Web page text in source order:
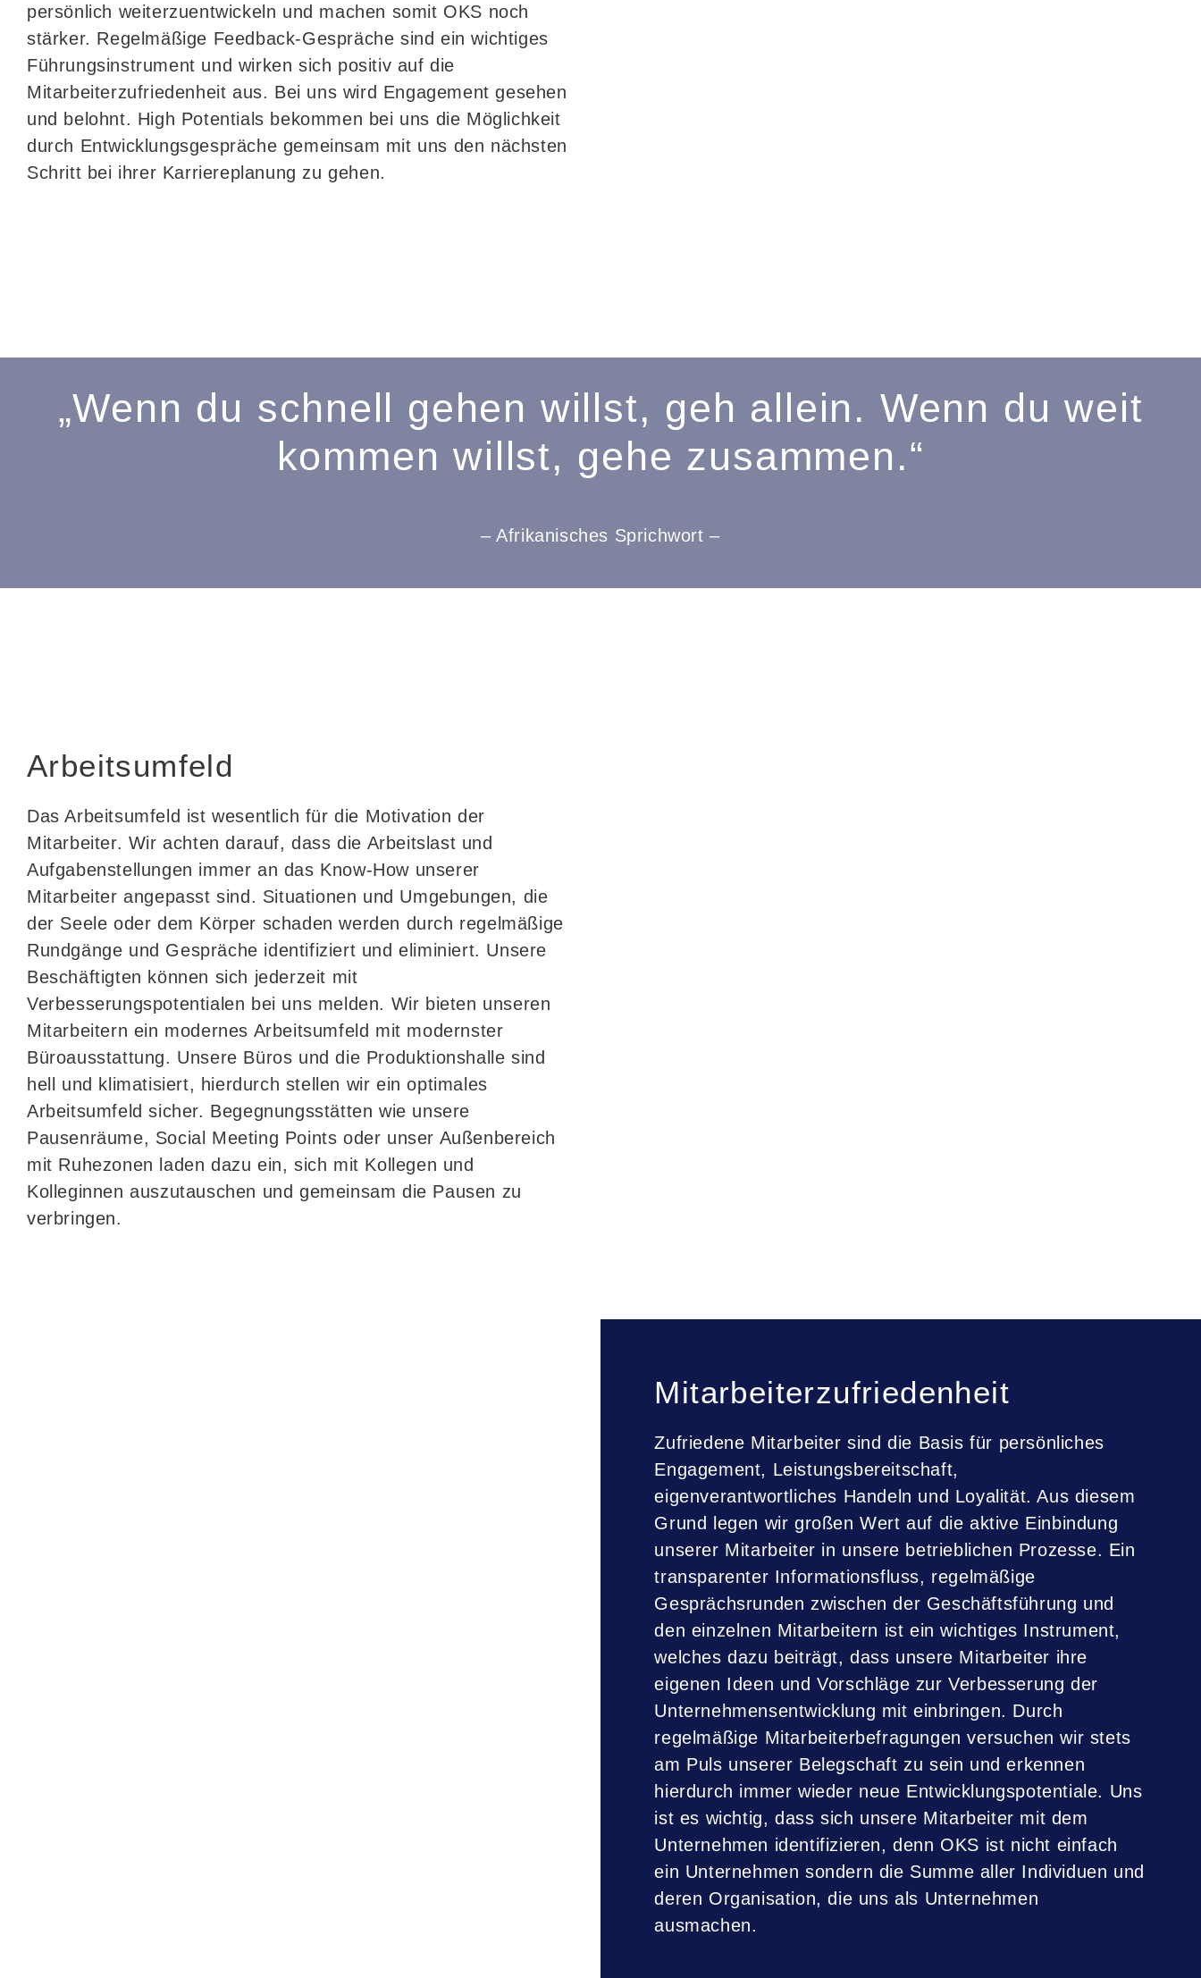
persönlich weiterzuentwickeln und machen somit OKS noch
stärker. Regelmäßige Feedback-Gespräche sind ein wichtiges
Führungsinstrument und wirken sich positiv auf die
Mitarbeiterzufriedenheit aus. Bei uns wird Engagement gesehen
und belohnt. High Potentials bekommen bei uns die Möglichkeit
durch Entwicklungsgespräche gemeinsam mit uns den nächsten
Schritt bei ihrer Karriereplanung zu gehen.
„Wenn du schnell gehen willst, geh allein. Wenn du weit
kommen willst, gehe zusammen.“
– Afrikanisches Sprichwort –
Arbeitsumfeld
Das Arbeitsumfeld ist wesentlich für die Motivation der
Mitarbeiter. Wir achten darauf, dass die Arbeitslast und
Aufgabenstellungen immer an das Know-How unserer
Mitarbeiter angepasst sind. Situationen und Umgebungen, die
der Seele oder dem Körper schaden werden durch regelmäßige
Rundgänge und Gespräche identifiziert und eliminiert. Unsere
Beschäftigten können sich jederzeit mit
Verbesserungspotentialen bei uns melden. Wir bieten unseren
Mitarbeitern ein modernes Arbeitsumfeld mit modernster
Büroausstattung. Unsere Büros und die Produktionshalle sind
hell und klimatisiert, hierdurch stellen wir ein optimales
Arbeitsumfeld sicher. Begegnungsstätten wie unsere
Pausenräume, Social Meeting Points oder unser Außenbereich
mit Ruhezonen laden dazu ein, sich mit Kollegen und
Kolleginnen auszutauschen und gemeinsam die Pausen zu
verbringen.
Mitarbeiterzufriedenheit
Zufriedene Mitarbeiter sind die Basis für persönliches
Engagement, Leistungsbereitschaft,
eigenverantwortliches Handeln und Loyalität. Aus diesem
Grund legen wir großen Wert auf die aktive Einbindung
unserer Mitarbeiter in unsere betrieblichen Prozesse. Ein
transparenter Informationsfluss, regelmäßige
Gesprächsrunden zwischen der Geschäftsführung und
den einzelnen Mitarbeitern ist ein wichtiges Instrument,
welches dazu beiträgt, dass unsere Mitarbeiter ihre
eigenen Ideen und Vorschläge zur Verbesserung der
Unternehmensentwicklung mit einbringen. Durch
regelmäßige Mitarbeiterbefragungen versuchen wir stets
am Puls unserer Belegschaft zu sein und erkennen
hierdurch immer wieder neue Entwicklungspotentiale. Uns
ist es wichtig, dass sich unsere Mitarbeiter mit dem
Unternehmen identifizieren, denn OKS ist nicht einfach
ein Unternehmen sondern die Summe aller Individuen und
deren Organisation, die uns als Unternehmen
ausmachen.